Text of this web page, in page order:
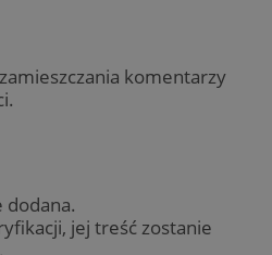
komentarzy
dodana.
jej treść zostanie